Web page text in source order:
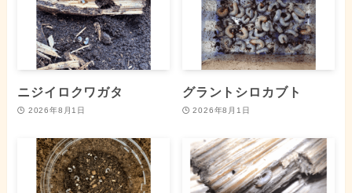
ニジイロクワガタ
2026年8月1日
グラントシロカブト
2026年8月1日